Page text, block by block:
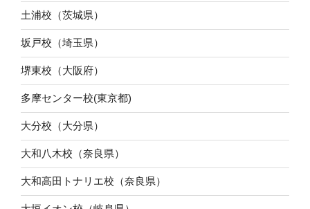
土浦校（茨城県）
坂戸校（埼玉県）
堺東校（大阪府）
多摩センター校(東京都)
大分校（大分県）
大和八木校（奈良県）
大和高田トナリエ校（奈良県）